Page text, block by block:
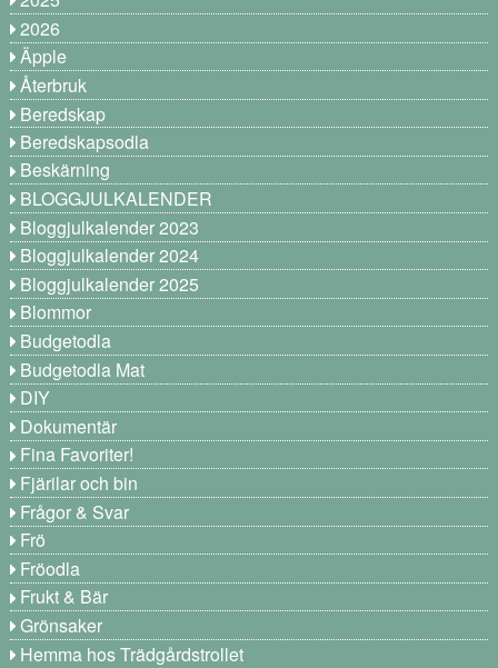
2026
Äpple
Återbruk
Beredskap
Beredskapsodla
Beskärning
BLOGGJULKALENDER
Bloggjulkalender 2023
Bloggjulkalender 2024
Bloggjulkalender 2025
Blommor
Budgetodla
Budgetodla Mat
DIY
Dokumentär
Fina Favoriter!
Fjärilar och bin
Frågor & Svar
Frö
Fröodla
Frukt & Bär
Grönsaker
Hemma hos Trädgårdstrollet